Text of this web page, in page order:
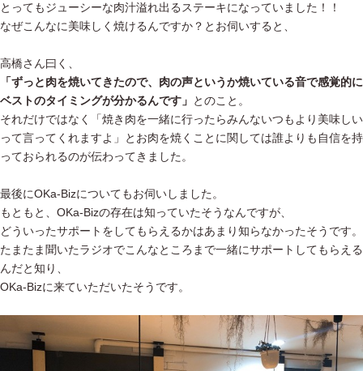
とってもジューシーな肉汁溢れ出るステーキになっていました！！
なぜこんなに美味しく焼けるんですか？とお伺いすると、
高橋さん曰く、
「ずっと肉を焼いてきたので、肉の声というか焼いている音で感覚的に
ベストのタイミングが分かるんです」 とのこと。
それだけではなく「焼き肉を一緒に行ったらみんないつもより美味しい
って言ってくれますよ」とお肉を焼くことに関しては誰よりも自信を持
っておられるのが伝わってきました。
最後にOKa-Bizについてもお伺いしました。
もともと、OKa-Bizの存在は知っていたそうなんですが、
どういったサポートをしてもらえるかはあまり知らなかったそうです。
たまたま聞いたラジオでこんなところまで一緒にサポートしてもらえる
んだと知り、
OKa-Bizに来ていただいたそうです。